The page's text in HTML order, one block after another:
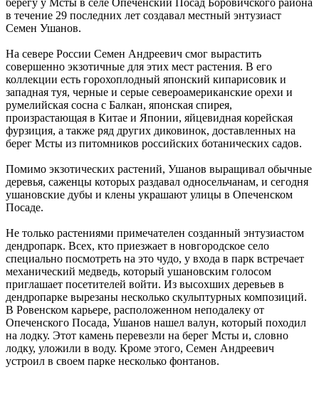
берегу у Мсты в селе Опеченский Посад Боровичского района
в течение 29 последних лет создавал местный энтузиаст
Семен Ушанов.
На севере России Семен Андреевич смог вырастить
совершенно экзотичные для этих мест растения. В его
коллекции есть горохоплодный японский кипарисовик и
западная туя, черные и серые североамериканские орехи и
румелийская сосна с Балкан, японская спирея,
произрастающая в Китае и Японии, яйцевидная корейская
фурзиция, а также ряд других диковинок, доставленных на
берег Мсты из питомников российских ботанических садов.
Помимо экзотических растений, Ушанов выращивал обычные
деревья, саженцы которых раздавал односельчанам, и сегодня
ушановские дубы и клены украшают улицы в Опеченском
Посаде.
Не только растениями примечателен созданный энтузиастом
дендропарк. Всех, кто приезжает в новгородское село
специально посмотреть на это чудо, у входа в парк встречает
механический медведь, который ушановским голосом
приглашает посетителей войти. Из высохших деревьев в
дендропарке вырезаны несколько скульптурных композиций.
В Ровенском карьере, расположенном неподалеку от
Опеченского Посада, Ушанов нашел валун, который походил
на лодку. Этот камень перевезли на берег Мсты и, словно
лодку, уложили в воду. Кроме этого, Семен Андреевич
устроил в своем парке несколько фонтанов.